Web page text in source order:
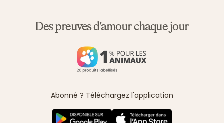
Des preuves d'amour chaque jour
Abonné ? Téléchargez l'application